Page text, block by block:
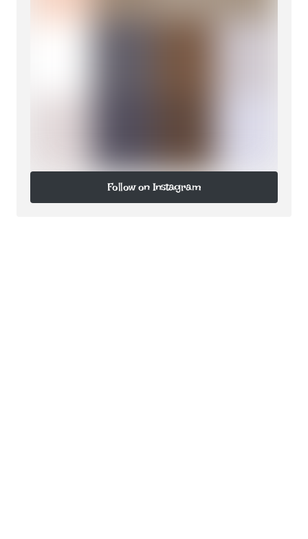
Follow on Instagram
Follow on Instagram